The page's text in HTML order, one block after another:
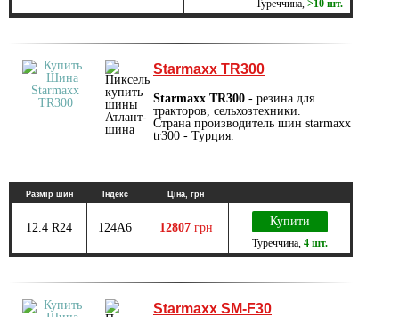
Туреччина >10 шт.
Starmaxx TR300
Starmaxx TR300 - резина для
тракторов, сельхозтехники.
Страна производитель шин starmaxx
tr300 - Турция.
Размір шин Індекс Ціна, грн
12.4 R24 124A6 12807 грн Купити
Туреччина, 4 шт.
Starmaxx SM-F30